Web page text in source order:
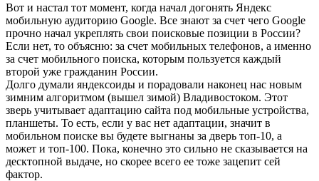
Вот и настал тот момент, когда начал догонять Яндекс
мобильную аудиторию Google. Все знают за счет чего Google
прочно начал укреплять свои поисковые позиции в России?
Если нет, то объясню: за счет мобильных телефонов, а именно
за счет мобильного поиска, которым пользуется каждый
второй уже гражданин России.
Долго думали яндексоиды и порадовали наконец нас новым
зимним алгоритмом (вышел зимой) Владивостоком. Этот
зверь учитывает адаптацию сайта под мобильные устройства,
планшеты. То есть, если у вас нет адаптации, значит в
мобильном поиске вы будете выгнаны за дверь топ-10, а
может и топ-100. Пока, конечно это сильно не сказывается на
десктопной выдаче, но скорее всего ее тоже зацепит сей
фактор.